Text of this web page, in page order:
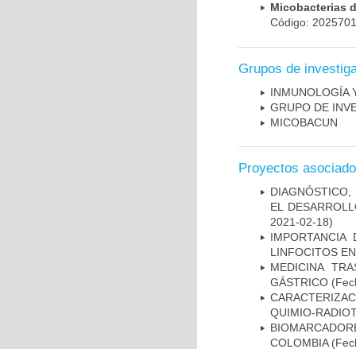
Micobacterias
Código:
Grupos de
INMUNOLOGÍA
GRUPO DE
MICOBAC­UN
Proyectos
EL
2021-02-18)
LINFOCITOS
MEDICINA
GÁSTRICO
QUIMIO-
COLOMBIA